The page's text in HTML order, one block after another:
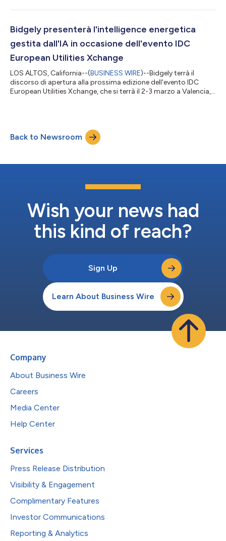
artificiale (IA) nel settore energetico. Ospitata da OG&E con
PSEG Long Island, Xcel Energy e altre aziende, EmPOWER...
Bidgely presenterà l'intelligence energetica
gestita dall'IA in occasione dell'evento IDC
European Utilities Xchange
LOS ALTOS, California--(BUSINESS WIRE)--Bidgely terrà il
discorso di apertura alla prossima edizione dell'evento IDC
European Utilities Xchange, che si terrà il 2-3 marzo a Valencia, il
dei sistemi di distribuzione (DSO) possano trasformare i dati
grezzi dei contatori intelligenti in un livello decisivo di intellig...
Back to Newsroom
Wish your news had
this kind of reach?
Sign Up
Learn About Business Wire
Company
About Business Wire
Careers
Media Center
Help Center
Services
Press Release Distribution
Visibility & Engagement
Complimentary Features
Investor Communications
Reporting & Analytics